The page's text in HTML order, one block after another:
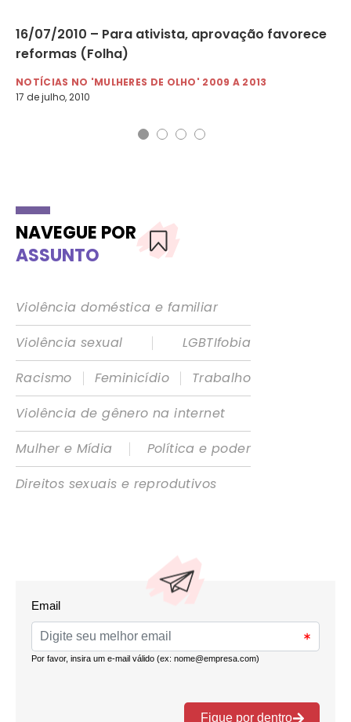
16/07/2010 – Para ativista, aprovação favorece
reformas (Folha)
NOTÍCIAS NO 'MULHERES DE OLHO' 2009 A 2013
17 de julho, 2010
NAVEGUE POR
ASSUNTO
Violência doméstica e familiar
Violência sexual
|
LGBTIfobia
Racismo
| Feminicídio |
Trabalho
Violência de gênero na internet
Mulher e Mídia
|
Política e poder
Direitos sexuais e reprodutivos